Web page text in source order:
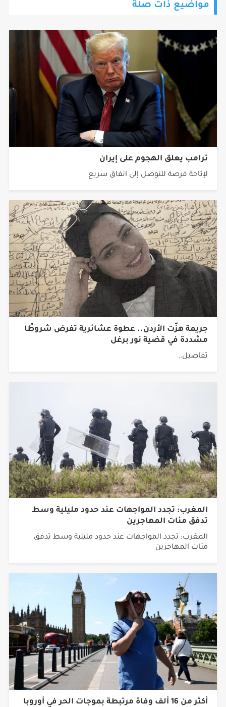
مواضيع ذات صلة
ترامب يعلق الهجوم على إيران
لإتاحة فرصة للتوصل إلى اتفاق سريع
جريمة هزّت الأردن.. عطوة عشائرية تفرض شروطًا
مشددة في قضية نور برغل
تفاصيل..
المغرب: تجدد المواجهات عند حدود مليلية وسط
تدفق مئات المهاجرين
المغرب: تجدد المواجهات عند حدود مليلية وسط تدفق
مئات المهاجرين
أكثر من 16 ألف وفاة مرتبطة بموجات الحر في أوروبا